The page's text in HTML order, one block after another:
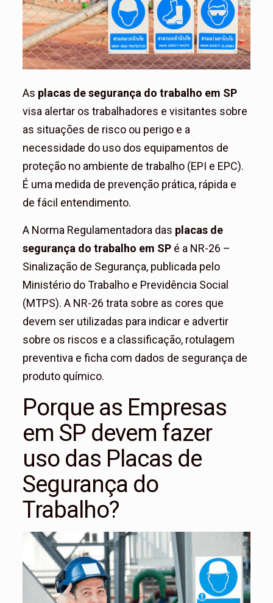
As placas de segurança do trabalho em SP
visa alertar os trabalhadores e visitantes sobre
as situações de risco ou perigo e a
necessidade do uso dos equipamentos de
proteção no ambiente de trabalho (EPI e EPC).
É uma medida de prevenção prática, rápida e
de fácil entendimento.
A Norma Regulamentadora das placas de
segurança do trabalho em SPé a NR-26 –
Sinalização de Segurança, publicada pelo
Ministério do Trabalho e Previdência Social
(MTPS). A NR-26 trata sobre as cores que
devem ser utilizadas para indicar e advertir
sobre os riscos e a classificação, rotulagem
preventiva e ficha com dados de segurança de
produto químico.
Porque as Empresas
em SP devem fazer
uso das Placas de
Segurança do
Trabalho?